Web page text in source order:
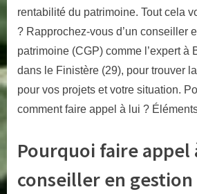
rentabilité du patrimoine. Tout cela
? Rapprochez-vous d’un conseiller
patrimoine (CGP) comme l’expert à
dans le Finistère (29), pour trouver
pour vos projets et votre situation.
comment faire appel à lui ?
Pourquoi faire appel
conseiller en gestion